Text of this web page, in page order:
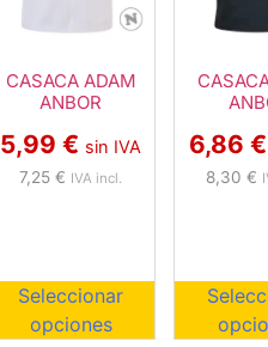
CASACA ADAM
ANBOR
5,99€ sin IVA
7,25€ IVA incl.
Seleccionar
opciones
6,86 €
8,30 €